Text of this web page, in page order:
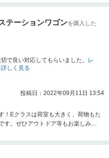
テーションワゴンを購入した
で良い対応してもらいました。 レ
しく見る
投稿日：2022年09月11日 13:54
！Eクラスは荷室も大きく、荷物もた
す。ぜひアウトドア等もお楽しみく